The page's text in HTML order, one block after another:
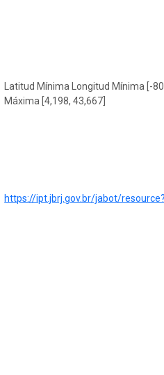
Latitud Mínima Longitud Mínima [-
Máxima [4,198, 43,667]
https://ipt.jbrj.gov.br/jabot/